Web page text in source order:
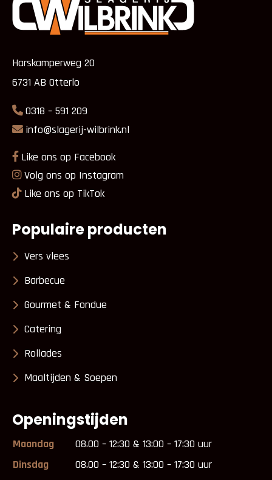
Harskamperweg 20
6731 AB Otterlo
0318 – 591 209
info@slagerij-wilbrink.nl
Like ons op Facebook
Volg ons op Instagram
Like ons op TikTok
Populaire producten
Vers vlees
Barbecue
Gourmet & Fondue
Catering
Rollades
Maaltijden & Soepen
Openingstijden
Maandag
08.00 – 12:30 & 13:00 – 17:30 uur
Dinsdag
08.00 – 12:30 & 13:00 – 17:30 uur